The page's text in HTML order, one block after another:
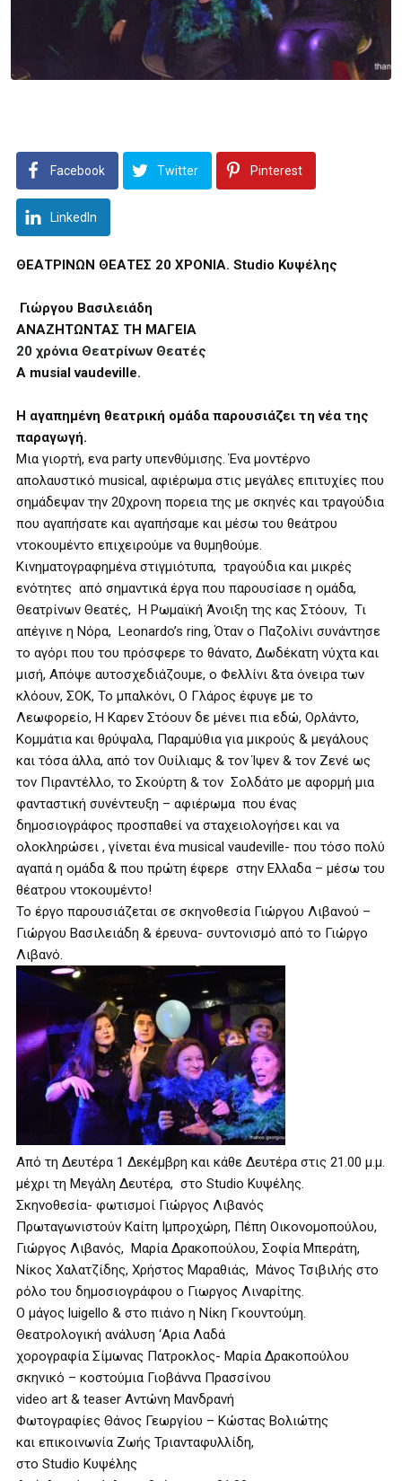
Facebook Twitter Pinterest
LinkedIn
ΘΕΑΤΡΙΝΩΝ ΘΕΑΤΕΣ 20 ΧΡΟΝΙΑ. Studio Κυψέλης
Γιώργου Βασιλειάδη
ΑΝΑΖΗΤΩΝΤΑΣ ΤΗ ΜΑΓΕΙΑ
20 χρόνια Θεατρίνων Θεατές
Α musial vaudeville.
Η αγαπημένη θεατρική ομάδα παρουσιάζει τη νέα της
παραγωγή.
Μια γιορτή, ενα party υπενθύμισης. Ένα μοντέρνο
απολαυστικό musical, αφιέρωμα στις μεγάλες επιτυχίες που
σημάδεψαν την 20χρονη πορεια της με σκηνές και τραγούδια
που αγαπήσατε και αγαπήσαμε και μέσω του θεάτρου
ντοκουμέντο επιχειρούμε να θυμηθούμε.
Κινηματογραφημένα στιγμιότυπα, τραγούδια και μικρές
ενότητες από σημαντικά έργα που παρουσίασε η ομάδα,
Θεατρίνων Θεατές, Η Ρωμαϊκή Άνοιξη της κας Στόουν, Τι
απέγινε η Νόρα, Leonardo’s ring, Όταν ο Παζολίνι συνάντησε
το αγόρι που του πρόσφερε το θάνατο, Δωδέκατη νύχτα και
μισή, Απόψε αυτοσχεδιάζουμε, ο Φελλίνι &τα όνειρα των
κλόουν, ΣΟΚ, Το μπαλκόνι, Ο Γλάρος έφυγε με το
Λεωφορείο, Η Καρεν Στόουν δε μένει πια εδώ, Ορλάντο,
Κομμάτια και θρύψαλα, Παραμύθια για μικρούς & μεγάλους
και τόσα άλλα, από τον Ουίλιαμς & τον Ίψεν & τον Ζενέ ως
τον Πιραντέλλο, το Σκούρτη & τον Σολδάτο με αφορμή μια
φανταστική συνέντευξη – αφιέρωμα που ένας
δημοσιογράφος προσπαθεί να σταχειολογήσει και να
ολοκληρώσει , γίνεται ένα musical vaudeville- που τόσο πολύ
αγαπά η ομάδα & που πρώτη έφερε στην Ελλαδα – μέσω του
θέατρου ντοκουμέντο!
Το έργο παρουσιάζεται σε σκηνοθεσία Γιώργου Λιβανού –
Γιώργου Βασιλειάδη & έρευνα- συντονισμό από το Γιώργο
Λιβανό.
Από τη Δευτέρα 1 Δεκέμβρη και κάθε Δευτέρα στις 21.00 μ.μ.
μέχρι τη Μεγάλη Δευτέρα, στο Studio Κυψέλης.
Σκηνοθεσία- φωτισμοί Γιώργος Λιβανός
Πρωταγωνιστούν Καίτη Ιμπροχώρη, Πέπη Οικονομοπούλου,
Γιώργος Λιβανός, Μαρία Δρακοπούλου, Σοφία Μπεράτη,
Νίκος Χαλατζίδης, Χρήστος Μαραθιάς, Μάνος Τσιβιλής στο
ρόλο του δημοσιογράφου ο Γιωργος Λιναρίτης.
Ο μάγος luigello & στο πιάνο η Νίκη Γκουντούμη.
Θεατρολογική ανάλυση ‘Αρια Λαδά
χορογραφία Σίμωνας Πατροκλος- Μαρία Δρακοπούλου
σκηνικό – κοστούμια Γιοβάννα Πρασσίνου
video art & teaser Αντώνη Μανδρανή
Φωτογραφίες Θάνος Γεωργίου – Κώστας Βολιώτης
και επικοινωνία Ζωής Τριανταφυλλίδη,
στο Studio Κυψέλης